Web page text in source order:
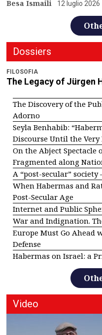
Besa Ismaili 12 luglio 2026
Dossiers
FILOSOFIA
The Legacy of Jürgen
The Discovery of the
Adorno
Seyla Benhabib:
Discourse Until the Very
On the Abject Spectacle
Fragmented along
A “post-secular”
When Habermas and
Post-Secular Age
Internet and Public
War and Indignation.
Europe Must Go Ahead
Defense
Habermas on Israel: a
Video